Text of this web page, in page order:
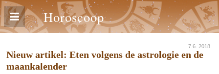
Horoscoop
7.6. 2018
Nieuw artikel: Eten volgens de astrologie en de
maankalender